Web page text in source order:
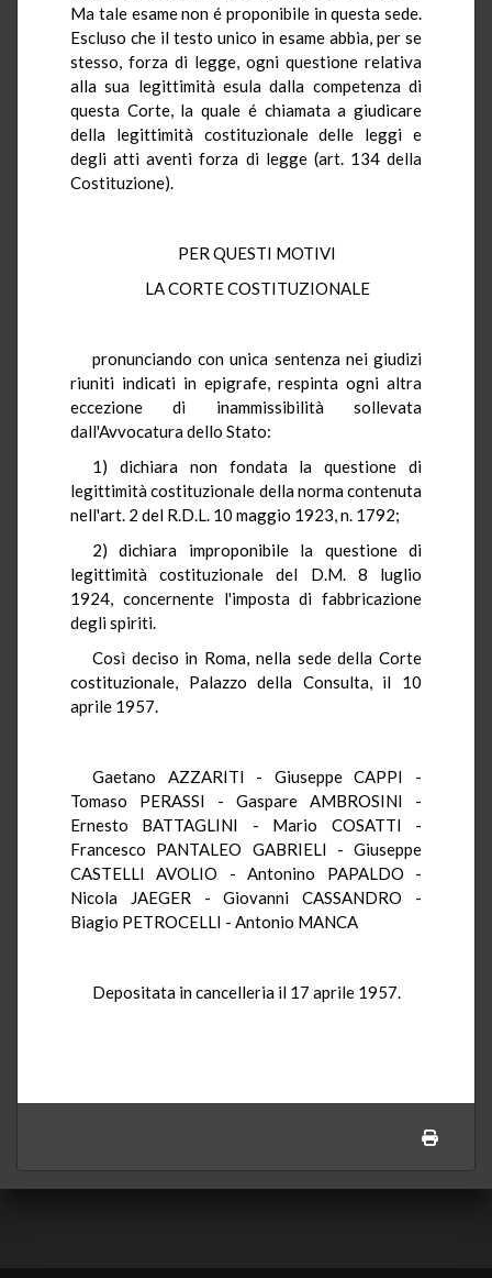
Ma tale esame non é proponibile in questa sede.
Escluso che il testo unico in esame abbia, per se
stesso, forza di legge, ogni questione relativa
alla sua legittimità esula dalla competenza di
questa Corte, la quale é chiamata a giudicare
della legittimità costituzionale delle leggi e
degli atti aventi forza di legge (art. 134 della
Costituzione).
PER QUESTI MOTIVI
LA CORTE COSTITUZIONALE
pronunciando con unica sentenza nei giudizi
riuniti indicati in epigrafe, respinta ogni altra
eccezione di inammissibilità sollevata
dall'Avvocatura dello Stato:
1) dichiara non fondata la questione di
legittimità costituzionale della norma contenuta
nell'art. 2 del R.D.L. 10 maggio 1923, n. 1792;
2) dichiara improponibile la questione di
legittimità costituzionale del D.M. 8 luglio
1924, concernente l'imposta di fabbricazione
degli spiriti.
Così deciso in Roma, nella sede della Corte
costituzionale, Palazzo della Consulta, il 10
aprile 1957.
Gaetano AZZARITI - Giuseppe CAPPI -
Tomaso PERASSI - Gaspare AMBROSINI -
Ernesto BATTAGLINI - Mario COSATTI -
Francesco PANTALEO GABRIELI - Giuseppe
CASTELLI AVOLIO - Antonino PAPALDO -
Nicola JAEGER - Giovanni CASSANDRO -
Biagio PETROCELLI - Antonio MANCA
Depositata in cancelleria il 17 aprile 1957.